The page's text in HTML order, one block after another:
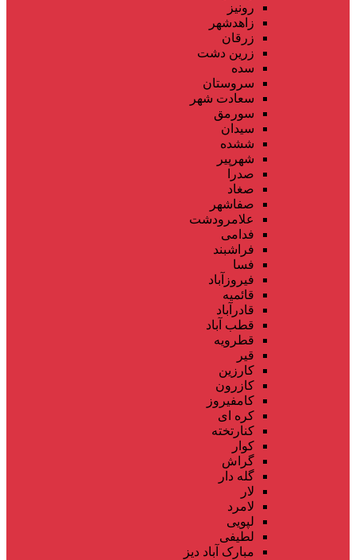
رونیز
زاهدشهر
زرقان
زرین دشت
سده
سروستان
سعادت شهر
سورمق
سیدان
ششده
شهرپیر
صدرا
صغاد
صفاشهر
علامرودشت
فدامی
فراشبند
فسا
فیروزآباد
قائمیه
قادرآباد
قطب آباد
قطرویه
قیر
کارزین
کازرون
کامفیروز
کره ای
کنارتخته
کوار
گراش
گله دار
لار
لامرد
لپویی
لطیفی
مبارک آباد دیز